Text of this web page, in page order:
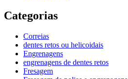
Categorias
Correias
dentes retos ou helicoidais
Engrenagens
engrenagens de dentes retos
Fresagem